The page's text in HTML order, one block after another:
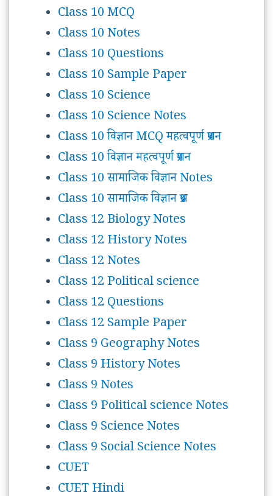
Class 10 MCQ
Class 10 Notes
Class 10 Questions
Class 10 Sample Paper
Class 10 Science
Class 10 Science Notes
Class 10 विज्ञान MCQ महत्वपूर्ण प्रशन
Class 10 विज्ञान महत्वपूर्ण प्रशन
Class 10 सामाजिक विज्ञान Notes
Class 10 सामाजिक विज्ञान प्रश्न
Class 12 Biology Notes
Class 12 History Notes
Class 12 Notes
Class 12 Political science
Class 12 Questions
Class 12 Sample Paper
Class 9 Geography Notes
Class 9 History Notes
Class 9 Notes
Class 9 Political science Notes
Class 9 Science Notes
Class 9 Social Science Notes
CUET
CUET Hindi